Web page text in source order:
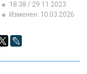
18:38 / 29.11.2023
Изменен: 10.03.2026